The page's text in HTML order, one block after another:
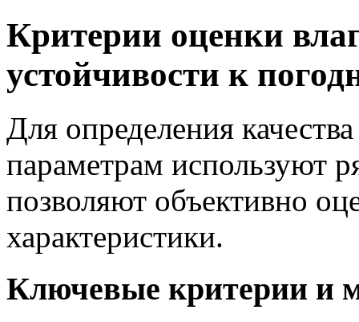
Критерии оценки
устойчивости к
Для определения
параметрам используют
позволяют объективно
характеристики.
Ключевые критерии и